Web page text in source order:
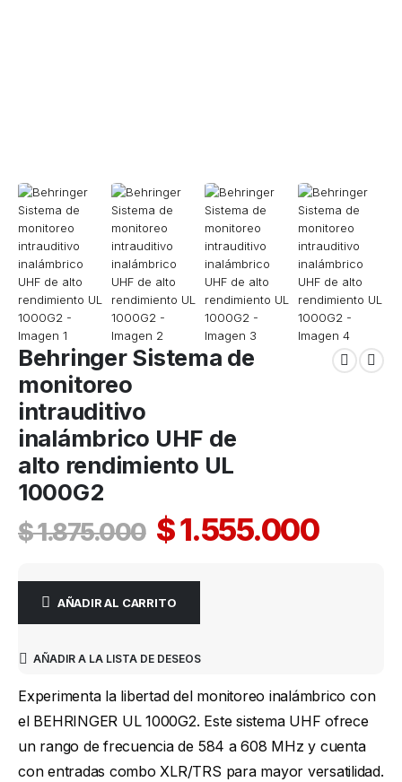
Behringer Sistema de
monitoreo
intrauditivo
inalámbrico UHF de
alto rendimiento UL
1000G2
$1.875.000 $1.555.000
AÑADIR AL CARRITO
AÑADIR A LA LISTA DE DESEOS
Experimenta la libertad del monitoreo inalámbrico con
el BEHRINGER UL 1000G2. Este sistema UHF ofrece
un rango de frecuencia de 584 a 608 MHz y cuenta
con entradas combo XLR/TRS para mayor versatilidad.